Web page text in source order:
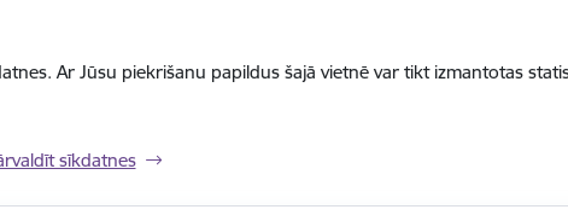
Ar Jūsu piekrišanu papildus šajā vietnē var tikt izmantotas
sīkdatnes